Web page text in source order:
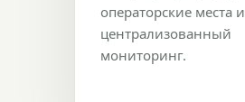
операторские места и
централизованный
мониторинг.